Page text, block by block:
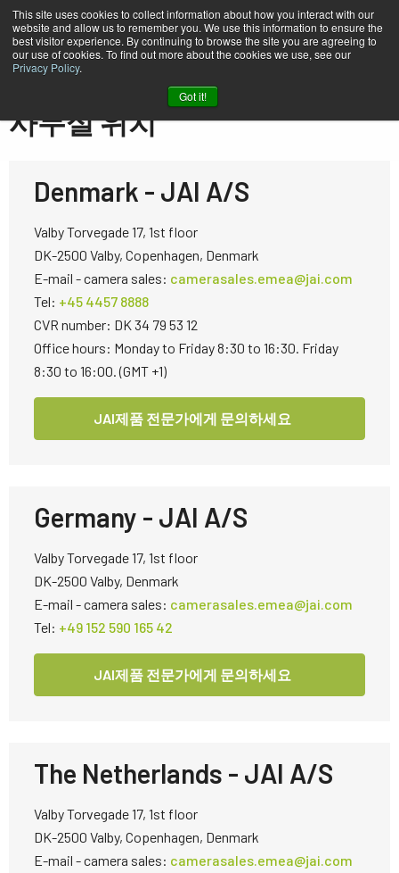
This site uses cookies to collect information about how you interact with our
website and allow us to remember you. We use this information to ensure the
best visitor experience. By continuing to browse the site you are agreeing to
our use of cookies. To find out more about the cookies we use, see our
Privacy Policy.
Got it!
사무실 위치
Denmark - JAI A/S
Valby Torvegade 17, 1st floor
DK-2500 Valby, Copenhagen, Denmark
E-mail - camera sales: camerasales.emea@jai.com
Tel: +45 4457 8888
CVR number: DK 34 79 53 12
Office hours: Monday to Friday 8:30 to 16:30. Friday
8:30 to 16:00. (GMT +1)
JAI제품 전문가에게 문의하세요
Germany - JAI A/S
Valby Torvegade 17, 1st floor
DK-2500 Valby, Denmark
E-mail - camera sales: camerasales.emea@jai.com
Tel: +49 152 590 165 42
JAI제품 전문가에게 문의하세요
The Netherlands - JAI A/S
Valby Torvegade 17, 1st floor
DK-2500 Valby, Copenhagen, Denmark
E-mail - camera sales: camerasales.emea@jai.com